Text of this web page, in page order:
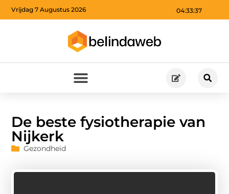
04:33:39
Vrijdag 7 Augustus 2026
De beste fysiotherapie van
Nijkerk
Gezondheid